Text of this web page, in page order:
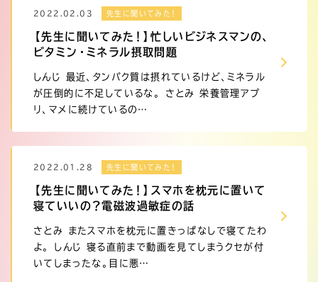
2022.02.03 先生に聞いてみた！
【先生に聞いてみた！】忙しいビジネスマンの、
ビタミン・ミネラル摂取問題
しんじ 最近、タンパク質は摂れているけど、ミネラル
が圧倒的に不足しているな。 さとみ 栄養管理アプ
リ、マメに続けているの…
2022.01.28 先生に聞いてみた！
【先生に聞いてみた！】スマホを枕元に置いて
寝ていいの？電磁波過敏症の話
さとみ またスマホを枕元に置きっぱなしで寝てたわ
よ。 しんじ 寝る直前まで動画を見てしまうクセが付
いてしまったな。目に悪…